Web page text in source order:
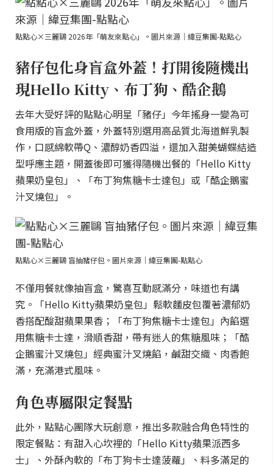
點點心×三麗鷗 2026年「萌友來點心」。圖片來源｜緯豆集團-點點心
豬仔包化身盲盒外蓋！打開後隨機出
現Hello Kitty、布丁狗、酷企鵝
去年大受好評的點點心明星「豬仔」今年搖身一變為可
食用版的盲盒外蓋，外蓋特別選用高品質北海道鮮乳製
作，口感綿軟帶Q、濃醇奶香四溢，還加入甜美蝴蝶結造
型呼應主題，開蓋後即可獲得隨機出餐的「Hello Kitty
蘋果奶皇包」、「布丁狗焦糖卡士達包」或「酷企鵝蜜
汁叉燒包」。
點點心×三麗鷗 盲抽豬仔包。圖片來源｜緯豆集團-點點心
不僅用餐就像抽盲盒，驚喜互動感滿分，味道也有講
究。「Hello Kitty蘋果奶皇包」鬆軟麵皮包覆著濃郁奶
香搭配酸甜蘋果果香；「布丁狗焦糖卡士達包」內餡選
用焦糖卡士達，滑順香甜，帶有迷人的焦糖風味；「酷
企鵝蜜汁叉燒包」經典蜜汁叉燒餡，鹹甜交織、肉香飽
滿，充滿港式風味。
角色專屬限定餐點
此外，點點心團隊大玩創意，推出多款融合角色特性的
限定餐點：有甜入心坎裡的「Hello Kitty蘋果派西多
士」、外酥內軟的「布丁狗卡士達菠蘿」、料多滿足的